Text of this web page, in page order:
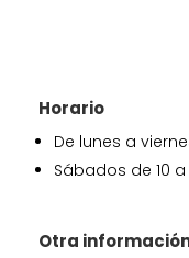
Horario
De lunes a
Sábados de 10 a
Otra